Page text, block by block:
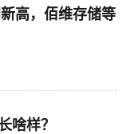
高，佰维存储等
啥样？